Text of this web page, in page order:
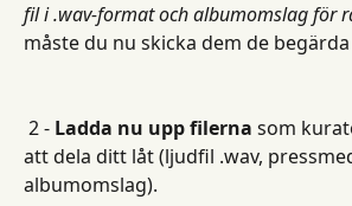
fil i .wav-format och albumomslag för
måste du nu skicka dem de
2 - Ladda nu upp filerna som
att dela ditt låt (ljudfil .wav,
albumomslag).